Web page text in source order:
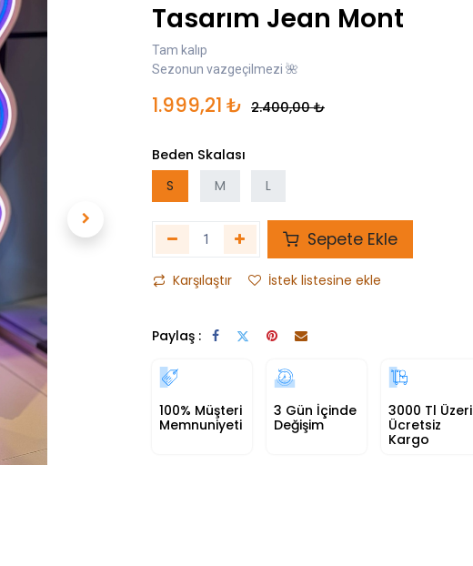
Tasarım Jean Mont
Tam kalıp
Sezonun vazgeçilmezi 🌺
1.999,21 ₺ 2.400,00₺
Beden Skalası
S
M L
Sepete Ekle
Karşılaştır İstek listesine ekle
Paylaş :
100% Müşteri
Memnuniyeti
3 Gün İçinde
Değişim
3000 Tl Üzeri
Ücretsiz
Kargo